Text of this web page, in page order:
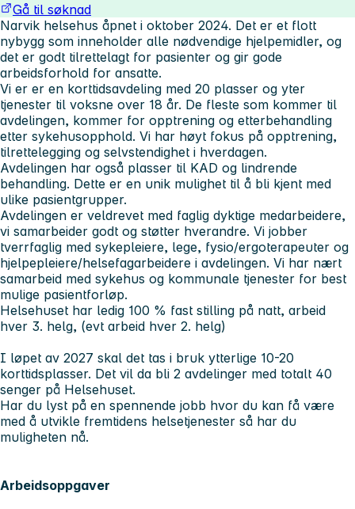
Gå til søknad
Narvik helsehus åpnet i oktober 2024. Det er et flott
nybygg som inneholder alle nødvendige hjelpemidler, og
det er godt tilrettelagt for pasienter og gir gode
arbeidsforhold for ansatte.
Vi er er en korttidsavdeling med 20 plasser og yter
tjenester til voksne over 18 år. De fleste som kommer til
avdelingen, kommer for opptrening og etterbehandling
etter sykehusopphold. Vi har høyt fokus på opptrening,
tilrettelegging og selvstendighet i hverdagen.
Avdelingen har også plasser til KAD og lindrende
behandling. Dette er en unik mulighet til å bli kjent med
ulike pasientgrupper.
Avdelingen er veldrevet med faglig dyktige medarbeidere,
vi samarbeider godt og støtter hverandre. Vi jobber
tverrfaglig med sykepleiere, lege, fysio/ergoterapeuter og
hjelpepleiere/helsefagarbeidere i avdelingen. Vi har nært
samarbeid med sykehus og kommunale tjenester for best
mulige pasientforløp.
Helsehuset har ledig 100 % fast stilling på natt, arbeid
hver 3. helg, (evt arbeid hver 2. helg)
I løpet av 2027 skal det tas i bruk ytterlige 10-20
korttidsplasser. Det vil da bli 2 avdelinger med totalt 40
senger på Helsehuset.
Har du lyst på en spennende jobb hvor du kan få være
med å utvikle fremtidens helsetjenester så har du
muligheten nå.
Arbeidsoppgaver